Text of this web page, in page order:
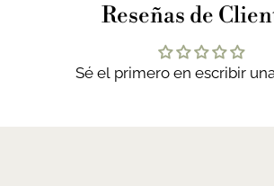
Reseñas de
Sé el primero en escribir